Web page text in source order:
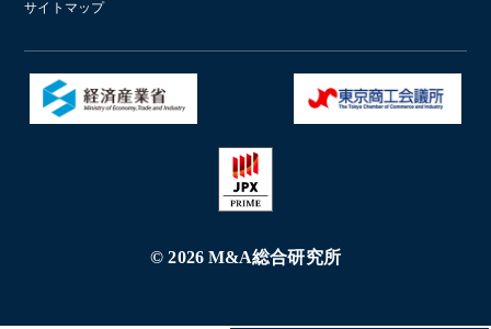
サイトマップ
© 2026 M&A総合研究所